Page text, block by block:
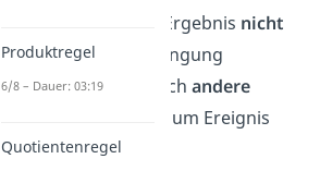
Allerdings muss das Ergebnis nicht
nurunter dieser Bedingung
eintreten. Es kann auchandere
geben, die zum Ereignis
führen.
Produktregel
6/8 – Dauer: 03:19
Quotientenregel